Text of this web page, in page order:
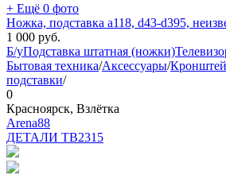
+ Ещё 0 фото
Ножка, подставка a118, d43-d395,
1 000 руб.
Б/уПодставка штатная (ножки)
Бытовая техника/Аксессуары/
подставки/
0
Красноярск, Взлётка
Arena88
ДЕТАЛИ ТВ2315